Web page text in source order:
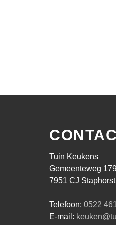
Tuin Keukens
Gemeenteweg
7951 CJ Staphorst
Telefoon:0522
E-mail: